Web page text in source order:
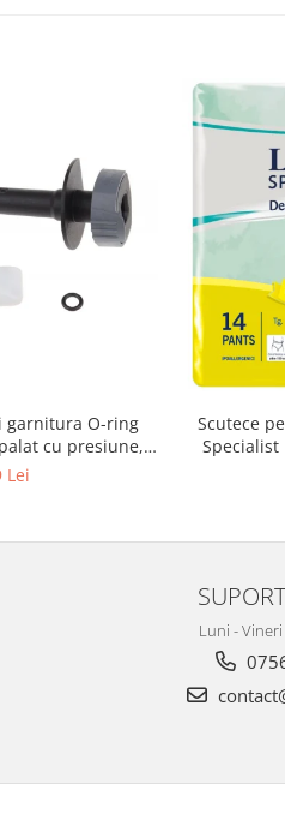
garnitura O-ring
cu presiune,
K2, K3, K4
Lei
Scutece
Specialist
Luni - Vineri